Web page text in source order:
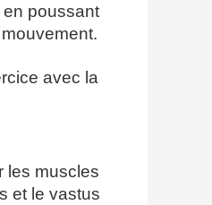
poussant
avec la
les muscles
et le vastus